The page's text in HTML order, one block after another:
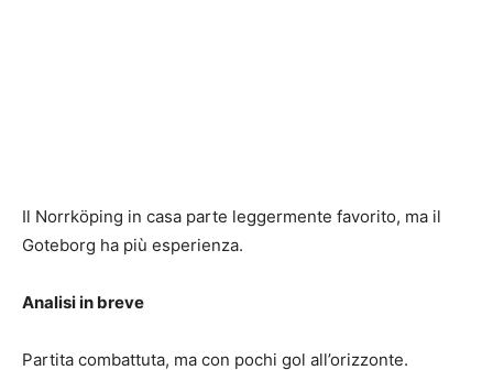
Il Norrköping in casa parte leggermente favorito, ma il
Goteborg ha più esperienza.
Analisi in breve
Partita combattuta, ma con pochi gol all’orizzonte.